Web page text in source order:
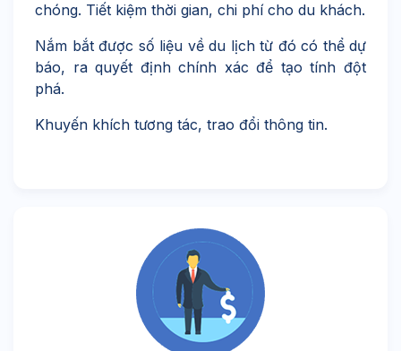
chóng. Tiết kiệm thời gian, chi phí cho du khách.
Nắm bắt được số liệu về du lịch từ đó có thể dự
báo, ra quyết định chính xác để tạo tính đột
phá.
Khuyến khích tương tác, trao đổi thông tin.